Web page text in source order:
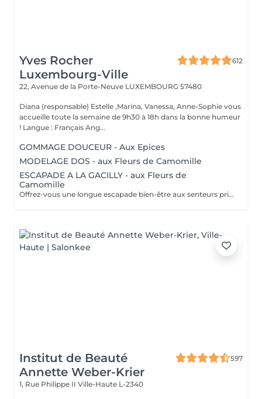
Yves Rocher
Luxembourg-Ville
612
22, Avenue de la Porte-Neuve LUXEMBOURG 57480
Diana (responsable) Estelle ,Marina, Vanessa, Anne-Sophie vous
accueille toute la semaine de 9h30 à 18h dans la bonne humeur
! Langue : Français Ang...
GOMMAGE DOUCEUR - Aux Epices
MODELAGE DOS - aux Fleurs de Camomille
ESCAPADE A LA GACILLY - aux Fleurs de
Camomille
Offrez-vous une longue escapade bien-être aux senteurs printanières de Camomille, fleur emblématique de nos champs à la Gacilly. le temps s'est arrêté. Incroyablement relaxé et en harmonie, votre corps et votre esprits retrouvent leur équilibre.
Institut de Beauté
Annette Weber-Krier
597
1, Rue Philippe II Ville-Haute L-2340